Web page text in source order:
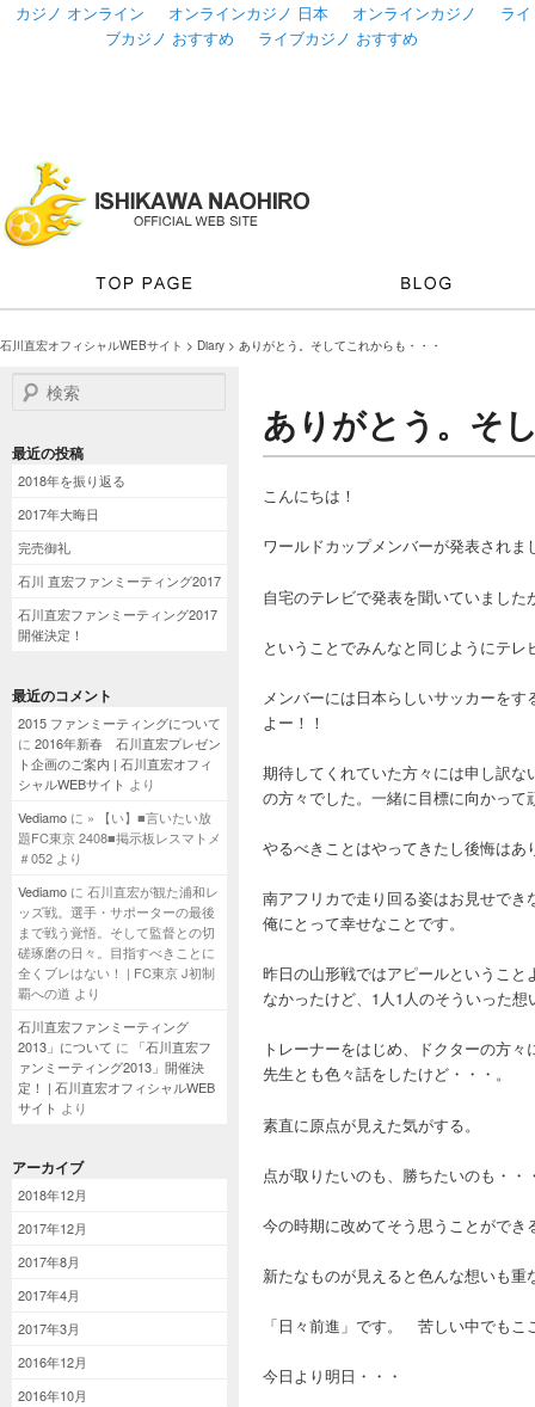
カジノ オンライン オンラインカジノ 日本 オンラインカジノ
ライ
ブカジノ おすすめ
ライブカジノ おすすめ
石川直宏オフィシャルWEBサイト > Diary > ありがとう。そしてこれからも・・・
検索
最近の投稿
2018年を振り返る
2017年大晦日
完売御礼
石川 直宏ファンミーティング2017
石川直宏ファンミーティング2017
開催決定！
最近のコメント
2015 ファンミーティングについて
に 2016年新春 石川直宏プレゼン
ト企画のご案内 | 石川直宏オフィ
シャルWEBサイト より
Vediamo に » 【い】■言いたい放
題FC東京 2408■掲示板レスマトメ
＃052 より
Vediamo に 石川直宏が観た浦和レ
ッズ戦。選手・サポーターの最後
まで戦う覚悟。そして監督との切
磋琢磨の日々。目指すべきことに
全くブレはない！ | FC東京 J初制
覇への道 より
石川直宏ファンミーティング
2013」について に
「石川直宏フ
ァンミーティング2013」開催決
定！ | 石川直宏オフィシャルWEB
サイト より
アーカイブ
2018年12月
2017年12月
2017年8月
2017年4月
2017年3月
2016年12月
2016年10月
ありがとう。そ
こんにちは！
ワールドカップメンバーが発表されま
自宅のテレビで発表を聞いていまし
ということでみんなと同じようにテ
メンバーには日本らしいサッカーを
よー！！
期待してくれていた方々には申し訳
の方々でした。一緒に目標に向かっ
やるべきことはやってきたし後悔はあ
南アフリカで走り回る姿はお見せで
俺にとって幸せなことです。
昨日の山形戦ではアピールというこ
なかったけど、1人1人のそういった
トレーナーをはじめ、ドクターの方
先生とも色々話をしたけど・・・。
素直に原点が見えた気がする。
点が取りたいのも、勝ちたいのも・
今の時期に改めてそう思うことがで
新たなものが見えると色んな想いも
「日々前進」です。 苦しい中でもこ
今日より明日・・・